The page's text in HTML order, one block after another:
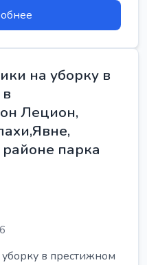
на уборку в
Лецион,
парка
в престижном